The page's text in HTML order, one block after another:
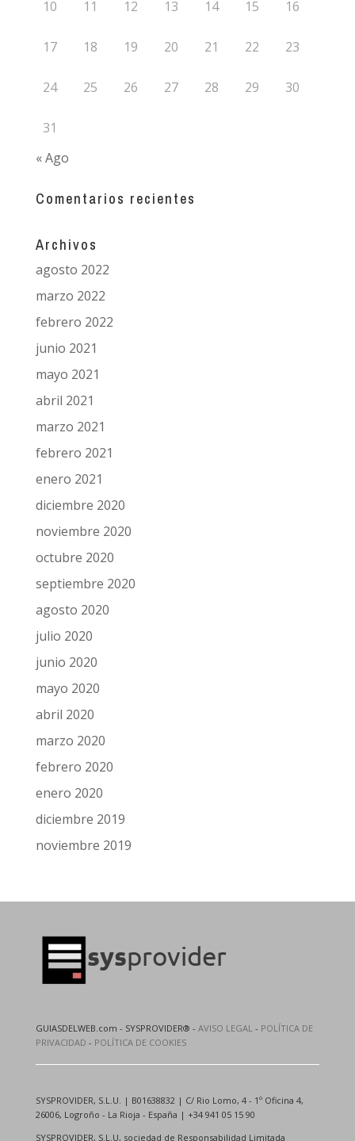
10 11 12 13 14 15 16
17 18 19 20 21 22 23
24 25 26 27 28 29 30
31
« Ago
Comentarios recientes
Archivos
agosto 2022
marzo 2022
febrero 2022
junio 2021
mayo 2021
abril 2021
marzo 2021
febrero 2021
enero 2021
diciembre 2020
noviembre 2020
octubre 2020
septiembre 2020
agosto 2020
julio 2020
junio 2020
mayo 2020
abril 2020
marzo 2020
febrero 2020
enero 2020
diciembre 2019
noviembre 2019
GUIASDELWEB.com - SYSPROVIDER® - AVISO LEGAL - POLÍTICA DE
PRIVACIDAD - POLÍTICA DE COOKIES
SYSPROVIDER, S.L.U. | B01638832 | C/ Rio Lomo, 4 - 1º Oficina 4,
26006, Logroño - La Rioja - España | +34 941 05 15 90
SYSPROVIDER, S.L.U, sociedad de Responsabilidad Limitada